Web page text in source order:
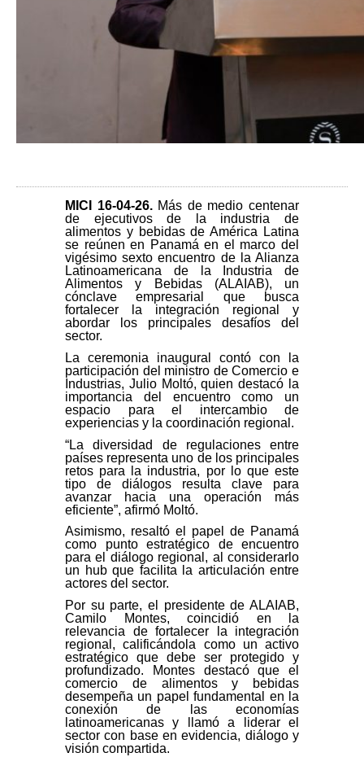
MICI 16-04-26. Más de medio centenar
de ejecutivos de la industria de
alimentos y bebidas de América Latina
se reúnen en Panamá en el marco del
vigésimo sexto encuentro de la Alianza
Latinoamericana de la Industria de
Alimentos y Bebidas (ALAIAB), un
cónclave empresarial que busca
fortalecer la integración regional y
abordar los principales desafíos del
sector.
La ceremonia inaugural contó con la
participación del ministro de Comercio e
Industrias, Julio Moltó, quien destacó la
importancia del encuentro como un
espacio para el intercambio de
experiencias y la coordinación regional.
“La diversidad de regulaciones entre
países representa uno de los principales
retos para la industria, por lo que este
tipo de diálogos resulta clave para
avanzar hacia una operación más
eficiente”, afirmó Moltó.
Asimismo, resaltó el papel de Panamá
como punto estratégico de encuentro
para el diálogo regional, al considerarlo
un hub que facilita la articulación entre
actores del sector.
Por su parte, el presidente de ALAIAB,
Camilo Montes, coincidió en la
relevancia de fortalecer la integración
regional, calificándola como un activo
estratégico que debe ser protegido y
profundizado. Montes destacó que el
comercio de alimentos y bebidas
desempeña un papel fundamental en la
conexión de las economías
latinoamericanas y llamó a liderar el
sector con base en evidencia, diálogo y
visión compartida.